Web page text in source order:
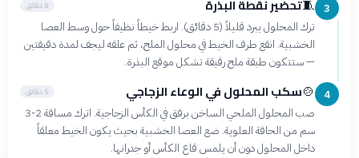
3
🧵تحضير نقطة البذرة 8 دقائق
ترك المحلول يبرد قليلاً (5 دقائق). اربط خيطاً نظيفاً حول وسط العصا
الخشبية. انقع طرف الخيط في محلول الملح، ثم علقه ليجف لمدة دقيقتين
— ستتكون طبقة ملح رقيقة تشكل موقع البذرة.
4
🍲سكب المحلول في الوعاء الزجاجي 5 دقائق
صب المحلول الملحي الساخن برفق في الكأس الزجاجية. اترك مسافة 2-3
سم من الحافة العلوية. ضع العصا الخشبية بحيث يكون الخيط معلقاً
داخل المحلول دون أن يلمس قاع الكأس أو جدرانها.